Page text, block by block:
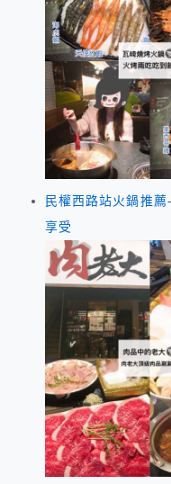
民權西路站火鍋推
享受